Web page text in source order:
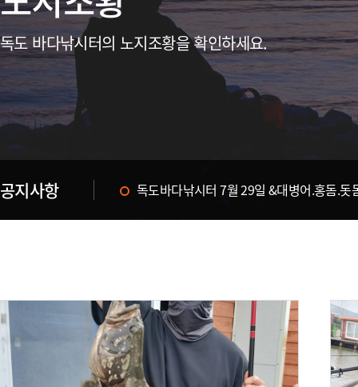
독도 바다낚시터의 노지조황을 확인하세요.
공지사항